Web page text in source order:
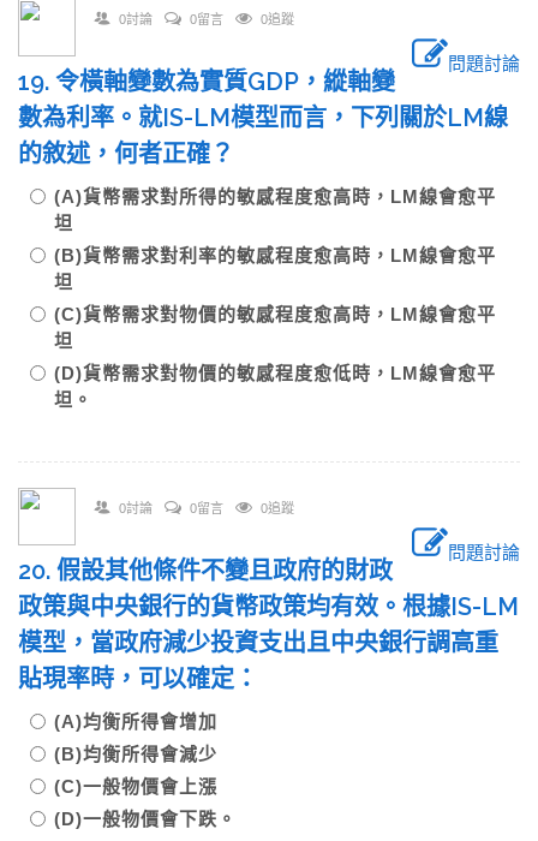
0討論 0留言 0追蹤
問題討論
19. 令橫軸變數為實質GDP，縱軸變
數為利率。就IS-LM模型而言，下列關於LM線
的敘述，何者正確？
(A)貨幣需求對所得的敏感程度愈高時，LM線會愈平
坦
(B)貨幣需求對利率的敏感程度愈高時，LM線會愈平
坦
(C)貨幣需求對物價的敏感程度愈高時，LM線會愈平
坦
(D)貨幣需求對物價的敏感程度愈低時，LM線會愈平
坦。
0討論 0留言 0追蹤
問題討論
20. 假設其他條件不變且政府的財政
政策與中央銀行的貨幣政策均有效。根據IS-LM
模型，當政府減少投資支出且中央銀行調高重
貼現率時，可以確定：
(A)均衡所得會增加
(B)均衡所得會減少
(C)一般物價會上漲
(D)一般物價會下跌。